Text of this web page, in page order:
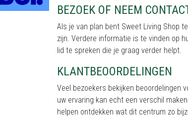
BEZOEK OF NEEM
Als je van plan bent Sweet Living Shop
zijn. Verdere informatie is te vinden op
lid te spreken die je graag verder helpt.
KLANTBEOORDELINGEN
Veel bezoekers bekijken beoordelingen
uw ervaring kan echt een verschil
helpen ontdekken wat dit centrum zo